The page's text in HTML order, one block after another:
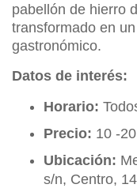
pabellón de hierro
transformado en
gastronómico.
Datos de interés:
Horario:
Precio: 10 -
Ubicación:
s/n, Centro,